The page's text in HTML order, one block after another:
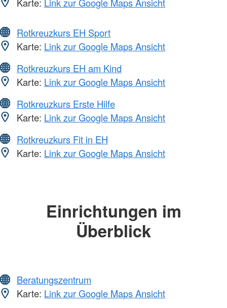
Rotkreuzkurs EH Sport
Karte: Link zur Google Maps Ansicht
Rotkreuzkurs EH am Kind
Karte: Link zur Google Maps Ansicht
Rotkreuzkurs Erste Hilfe
Karte: Link zur Google Maps Ansicht
Rotkreuzkurs Fit in EH
Karte: Link zur Google Maps Ansicht
Einrichtungen im
Überblick
Beratungszentrum
Karte: Link zur Google Maps Ansicht